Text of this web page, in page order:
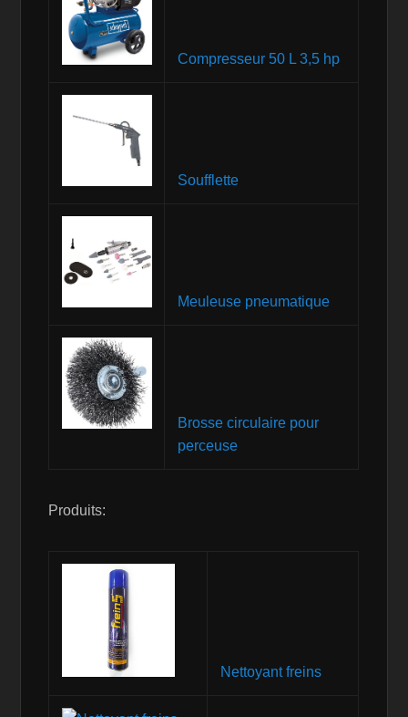
Compresseur 50 L 3,5 hp
Soufflette
Meuleuse pneumatique
Brosse circulaire pour
perceuse
Produits:
Nettoyant freins